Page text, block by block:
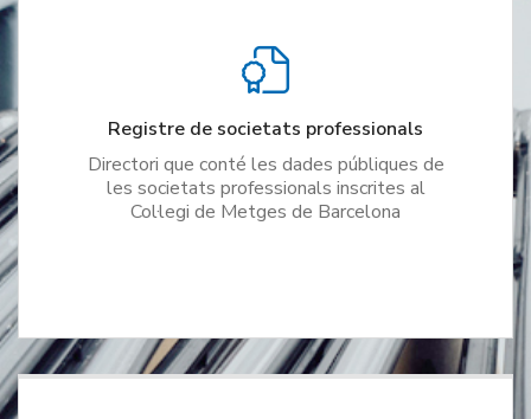
Registre de societats professionals
Directori que conté les dades públiques de
les societats professionals inscrites al
Col·legi de Metges de Barcelona